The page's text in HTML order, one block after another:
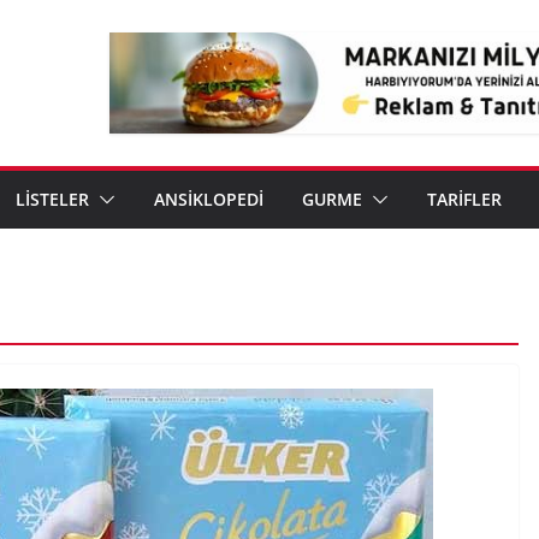
LİSTELER ANSİKLOPEDİ GURME TARİFLER